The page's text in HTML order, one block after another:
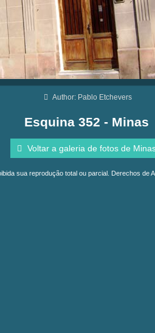
Author: Pablo Etchevers
Esquina 352 - Minas
Voltar a galeria de fotos de
sua reprodução total ou parcial. Derechos de